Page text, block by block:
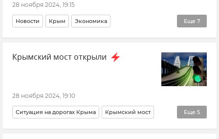
28 ноября 2024, 19:15
Еще 7
Новости Крым Экономика
Промсвязьбанк (ПСБ) Сбер Почта Банк
Общество Кредит Бизнес Крымский бизнес
Крымский мост открыли
28 ноября 2024, 19:10
Еще 5
Ситуация на дорогах Крыма Крымский мост
Крым Керчь Тамань Краснодарский край